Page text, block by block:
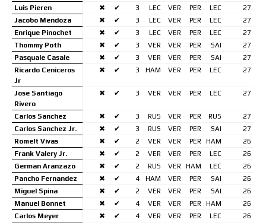
Luis Pieren
✖ ✔ 3 LEC VER PER LEC
27
Jacobo Mendoza
✖ ✔ 3 LEC VER PER LEC
27
Enrique Pinochet
✖ ✔ 3 LEC VER PER LEC
27
Thommy Poth
✖ ✔ 3 VER VER PER SAI
27
Pasquale Casale
✖ ✔ 3 VER VER PER SAI
27
Ricardo Ceniceros
Jr
✖ ✔ 3 HAM VER PER LEC 27
Jose Santiago
Rivero
✖ ✔ 3 VER VER PER LEC 27
Carlos Sanchez ✖ ✔ 3 RUS VER PER RUS
27
Carlos Sanchez Jr.
✖ ✔ 3 RUS VER PER SAI
27
Romelt Vivas
✖ ✔ 2 VER VER PER HAM
26
Frank Valery Jr.
✖ ✔ 2 VER VER PER LEC
26
German Aranzazo
✖ ✔ 2 RUS VER HAM LEC
26
Pancho Fernandez
✖ ✔ 4 HAM VER PER SAI
26
Miguel Spina
✖ ✔ 2 VER VER PER SAI
26
Manuel Bonnet
✖ ✔ 4 VER VER PER HAM
26
Carlos Meyer
✖ ✔ 4 VER VER PER LEC
26